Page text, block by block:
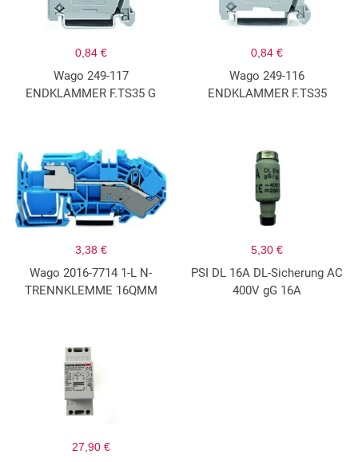
0,84 €
Wago 249-117
ENDKLAMMER F.TS35 G
0,84 €
Wago 249-116
ENDKLAMMER F.TS35
3,38 €
Wago 2016-7714 1-L N-
TRENNKLEMME 16QMM
5,30 €
PSI DL 16A DL-Sicherung AC
400V gG 16A
27,90 €